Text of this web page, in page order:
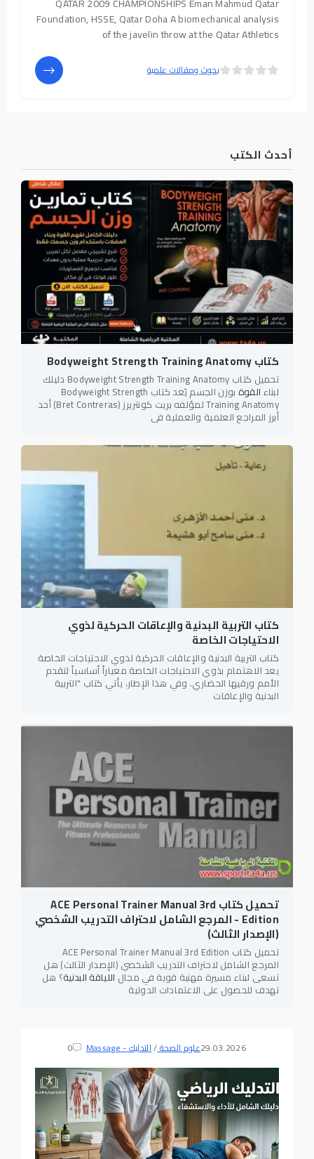
أحدث الكتب
كتاب Bodyweight Strength Training Anatomy
تحميل كتاب Bodyweight Strength Training Anatomy دليلك
لبناء القوة بوزن الجسم يُعد كتاب Bodyweight Strength
Training Anatomy لمؤلفه بريت كونتريرز (Bret Contreras) أحد
أبرز المراجع العلمية والعملية في
كتاب التربية البدنية والإعاقات الحركية لذوي
الاحتياجات الخاصة
كتاب التربية البدنية والإعاقات الحركية لذوي الاحتياجات الخاصة
يعد الاهتمام بذوي الاحتياجات الخاصة معياراً أساسياً لتقدم
الأمم ورقيها الحضاري. وفي هذا الإطار، يأتي كتاب "التربية
البدنية والإعاقات
تحميل كتاب ACE Personal Trainer Manual 3rd
Edition - المرجع الشامل لاحتراف التدريب الشخصي
(الإصدار الثالث)
تحميل كتاب ACE Personal Trainer Manual 3rd Edition
المرجع الشامل لاحتراف التدريب الشخصي (الإصدار الثالث) هل
تسعى لبناء مسيرة مهنية قوية في مجال اللياقة البدنية؟ هل
تهدف للحصول على الاعتمادات الدولية
29.03.2026علوم الصحة/التدليك - Massage 0
Foundation, HSSE, Qatar Doha A biomechanical analysis
of the javelin throw at the Qatar Athletics
international throwers was carried out by the Qatar
Olympic Committee in
بحوث ومقالات علمية